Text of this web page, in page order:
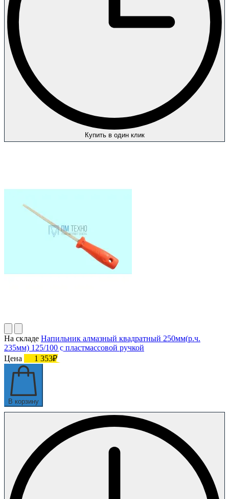
Купить в один клик
На складе Напильник алмазный квадратный 250мм(р.ч.
235мм) 125/100 с пластмассовой ручкой
Цена
1 353₽
В корзину